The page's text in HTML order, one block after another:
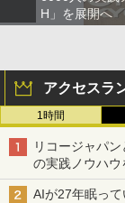
H」を展開へ
アクセスラ
1時間
リコージャパ
の実践ノウハ
AIが27年眠っ